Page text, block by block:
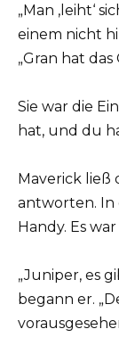
„Man ‚leiht‘
einem nicht
„Gran hat
Sie war die
hat, und du
Maverick ließ
antworten. In
Handy. Es
„Juniper, es
begann er.